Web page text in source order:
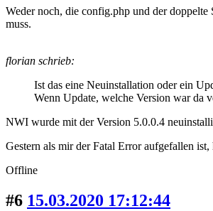
Weder noch, die config.php und der
muss.
florian schrieb:
Ist das eine Neuinstallation oder ein
Wenn Update, welche Version war da
NWI wurde mit der Version 5.0.0.4
Gestern als mir der Fatal Error aufgefallen
Offline
#6 15.03.2020 17:12:44